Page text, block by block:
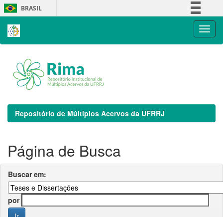
Skip
navigation
BRASIL
Repositório de Múltiplos Acervos da UFRRJ
Página de Busca
Buscar em:
por